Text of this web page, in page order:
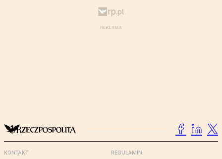
KONTAKT REGULAMIN